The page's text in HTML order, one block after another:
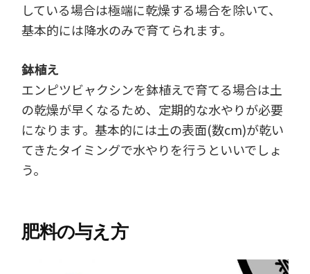
している場合は極端に乾燥する場合を除いて、
基本的には降水のみで育てられます。
鉢植え
エンピツビャクシンを鉢植えで育てる場合は土
の乾燥が早くなるため、定期的な水やりが必要
になります。基本的には土の表面(数cm)が乾い
てきたタイミングで水やりを行うといいでしょ
う。
肥料の与え方